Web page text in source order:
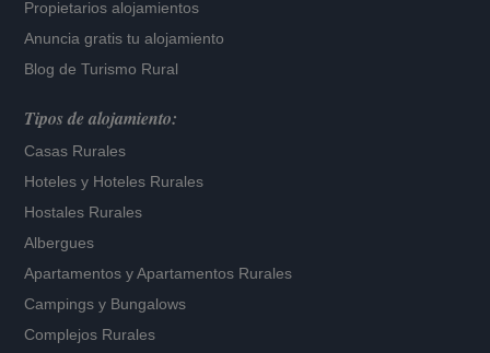
Propietarios alojamientos
Anuncia gratis tu alojamiento
Blog de Turismo Rural
Tipos de alojamiento:
Casas Rurales
Hoteles y Hoteles Rurales
Hostales Rurales
Albergues
Apartamentos yApartamentos Rurales
Campings y Bungalows
Complejos Rurales